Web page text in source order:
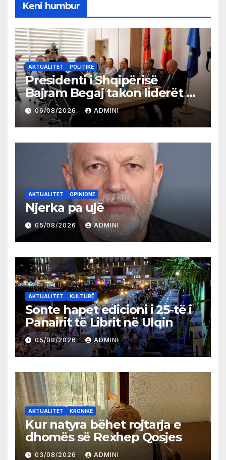
Keni humbur
AKTUALITET POLITIKË
Presidenti i Shqipërisë
Bajram Begaj takon liderët e
partive shqiptare në Ulqin
06/08/2026 ADMINI
AKTUALITET OPINIONE
Njerka pa ujë
05/08/2026 ADMINI
AKTUALITET KULTURË
Sonte hapet edicioni i 25-të i
Panairit të Librit në Ulqin
05/08/2026 ADMINI
AKTUALITET KRONIKË
Kur natyra bëhet rojtarja e
dhomës së Rexhep Qosjes
03/08/2026 ADMINI